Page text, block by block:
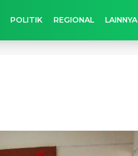
POLITIK REGIONAL LAINNYA